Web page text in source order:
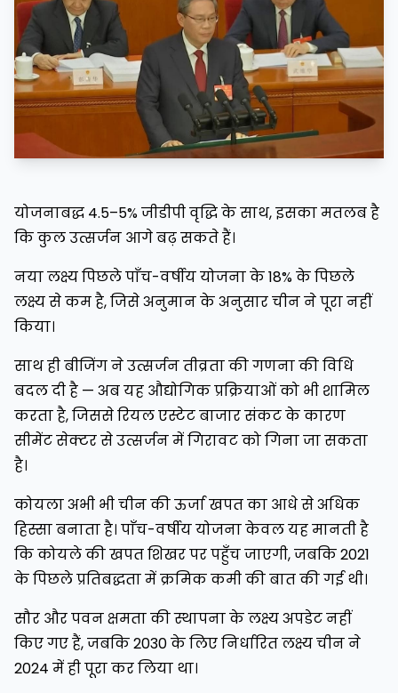
योजनाबद्ध 4.5–5% जीडीपी वृद्धि के साथ, इसका मतलब है
कि कुल उत्सर्जन आगे बढ़ सकते हैं।
नया लक्ष्य पिछले पाँच-वर्षीय योजना के 18% के पिछले
लक्ष्य से कम है, जिसे अनुमान के अनुसार चीन ने पूरा नहीं
किया।
साथ ही बीजिंग ने उत्सर्जन तीव्रता की गणना की विधि
बदल दी है — अब यह औद्योगिक प्रक्रियाओं को भी शामिल
करता है, जिससे रियल एस्टेट बाजार संकट के कारण
सीमेंट सेक्टर से उत्सर्जन में गिरावट को गिना जा सकता
है।
कोयला अभी भी चीन की ऊर्जा खपत का आधे से अधिक
हिस्सा बनाता है। पाँच-वर्षीय योजना केवल यह मानती है
कि कोयले की खपत शिखर पर पहुँच जाएगी, जबकि 2021
के पिछले प्रतिबद्धता में क्रमिक कमी की बात की गई थी।
सौर और पवन क्षमता की स्थापना के लक्ष्य अपडेट नहीं
किए गए हैं, जबकि 2030 के लिए निर्धारित लक्ष्य चीन ने
2024 में ही पूरा कर लिया था।